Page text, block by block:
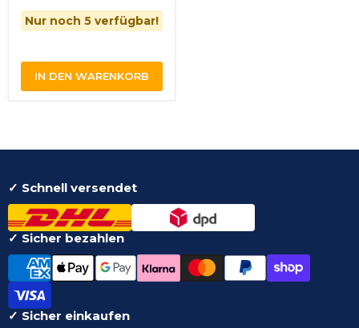
Nur noch 5 verfügbar!
IN DEN WARENKORB
✓ Schnell versendet
✓ Sicher bezahlen
✓ Sicher einkaufen